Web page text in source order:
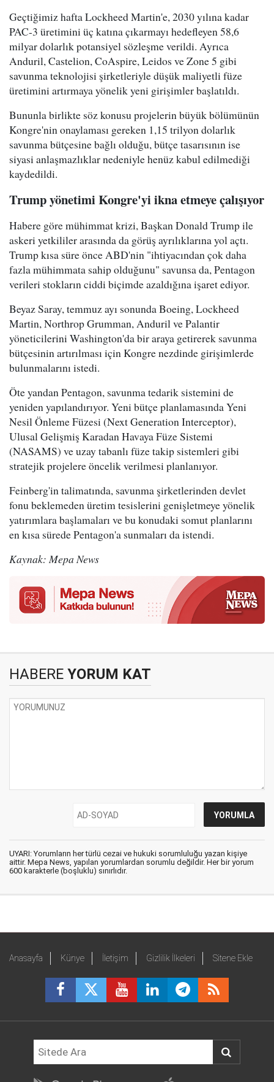
Geçtiğimiz hafta Lockheed Martin'e, 2030 yılına kadar
PAC-3 üretimini üç katına çıkarmayı hedefleyen 58,6
milyar dolarlık potansiyel sözleşme verildi. Ayrıca
Anduril, Castelion, CoAspire, Leidos ve Zone 5 gibi
savunma teknolojisi şirketleriyle düşük maliyetli füze
üretimini artırmaya yönelik yeni girişimler başlatıldı.
Bununla birlikte söz konusu projelerin büyük bölümünün
Kongre'nin onaylaması gereken 1,15 trilyon dolarlık
savunma bütçesine bağlı olduğu, bütçe tasarısının ise
siyasi anlaşmazlıklar nedeniyle henüz kabul edilmediği
kaydedildi.
Trump yönetimi Kongre'yi ikna etmeye çalışıyor
Habere göre mühimmat krizi, Başkan Donald Trump ile
askeri yetkililer arasında da görüş ayrılıklarına yol açtı.
Trump kısa süre önce ABD'nin "ihtiyacından çok daha
fazla mühimmata sahip olduğunu" savunsa da, Pentagon
verileri stokların ciddi biçimde azaldığına işaret ediyor.
Beyaz Saray, temmuz ayı sonunda Boeing, Lockheed
Martin, Northrop Grumman, Anduril ve Palantir
yöneticilerini Washington'da bir araya getirerek savunma
bütçesinin artırılması için Kongre nezdinde girişimlerde
bulunmalarını istedi.
Öte yandan Pentagon, savunma tedarik sistemini de
yeniden yapılandırıyor. Yeni bütçe planlamasında Yeni
Nesil Önleme Füzesi (Next Generation Interceptor),
Ulusal Gelişmiş Karadan Havaya Füze Sistemi
(NASAMS) ve uzay tabanlı füze takip sistemleri gibi
stratejik projelere öncelik verilmesi planlanıyor.
Feinberg'in talimatında, savunma şirketlerinden devlet
fonu beklemeden üretim tesislerini genişletmeye yönelik
yatırımlara başlamaları ve bu konudaki somut planlarını
en kısa sürede Pentagon'a sunmaları da istendi.
Kaynak: Mepa News
HABERE YORUM KAT
UYARI: Yorumların her türlü cezai ve hukuki sorumluluğu yazan kişiye
aittir. Mepa News, yapılan yorumlardan sorumlu değildir. Her bir yorum
600 karakterle (boşluklu) sınırlıdır.
Anasayfa Künye İletişim Gizlilik İlkeleri Sitene Ekle